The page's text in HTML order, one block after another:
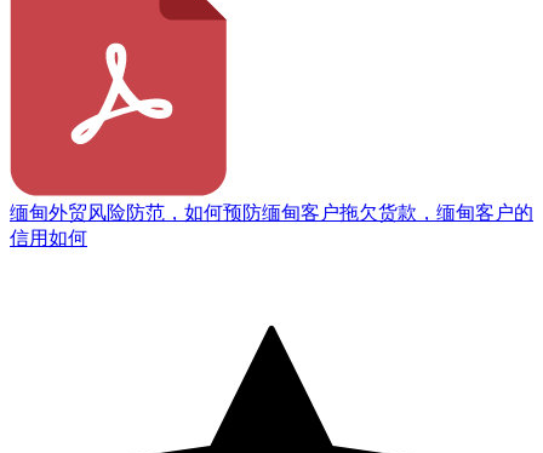
缅甸外贸风险防范，如何预防缅甸客户拖欠货款，缅甸客户的
信用如何